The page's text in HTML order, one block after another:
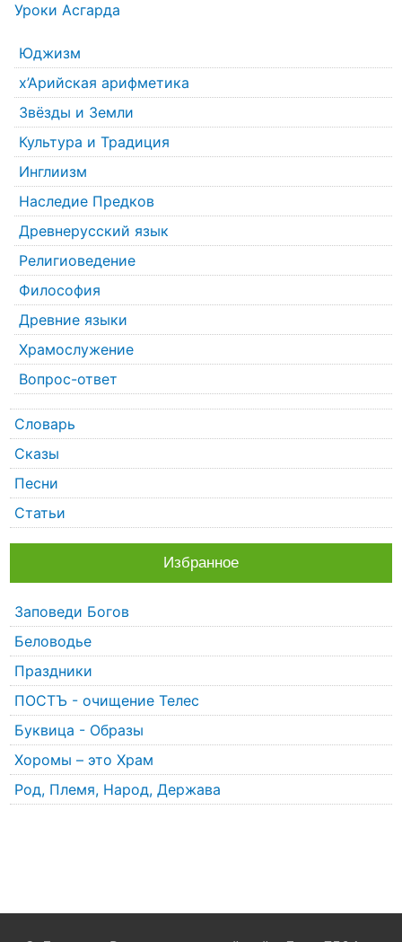
Уроки Асгарда
Юджизм
х’Арийская арифметика
Звёзды и Земли
Культура и Традиция
Инглиизм
Наследие Предков
Древнерусский язык
Религиоведение
Философия
Древние языки
Храмослужение
Вопрос-ответ
Словарь
Сказы
Песни
Статьи
Избранное
Заповеди Богов
Беловодье
Праздники
ПОСТЪ - очищение Телес
Буквица - Образы
Хоромы – это Храм
Род, Племя, Народ, Держава